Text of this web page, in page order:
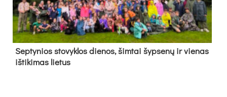
Sep­ty­nios sto­vyk­los die­nos, šim­tai šyp­se­nų ir vie­nas
iš­ti­ki­mas lie­tus